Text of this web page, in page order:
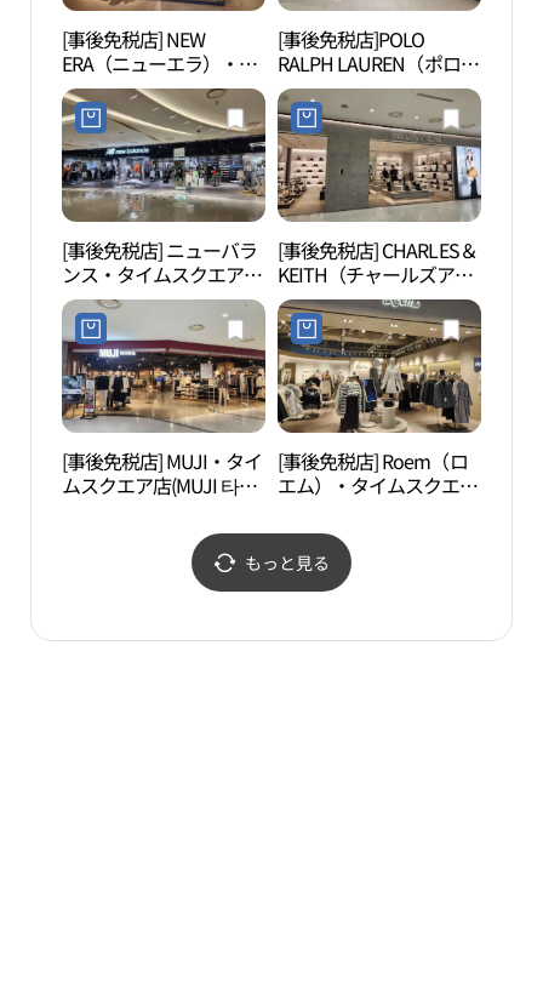
[事後免税店] NEW
ERA（ニューエラ）・タ
イムスクエア店(뉴에라
타임스퀘어점)
[事後免税店]POLO
RALPH LAUREN（ポロラ
ルフローレン）・タイム
スクエア店(폴로랄프로
렌 타임스퀘어점)
[事後免税店] ニューバラ
ンス・タイムスクエア店
(뉴발란스 타임스퀘어점)
[事後免税店] CHARLES＆
KEITH（チャールズアン
ドキース）・タイムスク
エア店(찰스앤키스 타임
스퀘어점)
[事後免税店] MUJI・タイ
ムスクエア店(MUJI 타임
[事後免税店] Roem（ロ
エム）・タイムスクエア
もっと見る